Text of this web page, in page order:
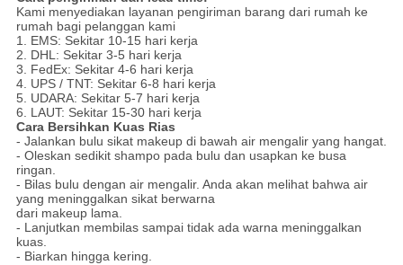
Kami menyediakan layanan pengiriman barang dari rumah ke
rumah bagi pelanggan kami
1. EMS: Sekitar 10-15 hari kerja
2. DHL: Sekitar 3-5 hari kerja
3. FedEx: Sekitar 4-6 hari kerja
4. UPS / TNT: Sekitar 6-8 hari kerja
5. UDARA: Sekitar 5-7 hari kerja
6. LAUT: Sekitar 15-30 hari kerja
Cara Bersihkan Kuas Rias
- Jalankan bulu sikat makeup di bawah air mengalir yang hangat.
- Oleskan sedikit shampo pada bulu dan usapkan ke busa
ringan.
- Bilas bulu dengan air mengalir. Anda akan melihat bahwa air
yang meninggalkan sikat berwarna
dari makeup lama.
- Lanjutkan membilas sampai tidak ada warna meninggalkan
kuas.
- Biarkan hingga kering.